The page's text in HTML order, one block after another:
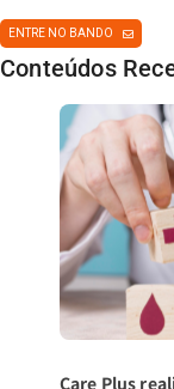
ENTRE NO BANDO
Conteúdos
Care Plus